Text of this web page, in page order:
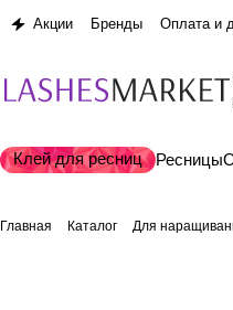
Акции Бренды Оплата и
Клей для ресниц Ресницы
Главная Каталог Для